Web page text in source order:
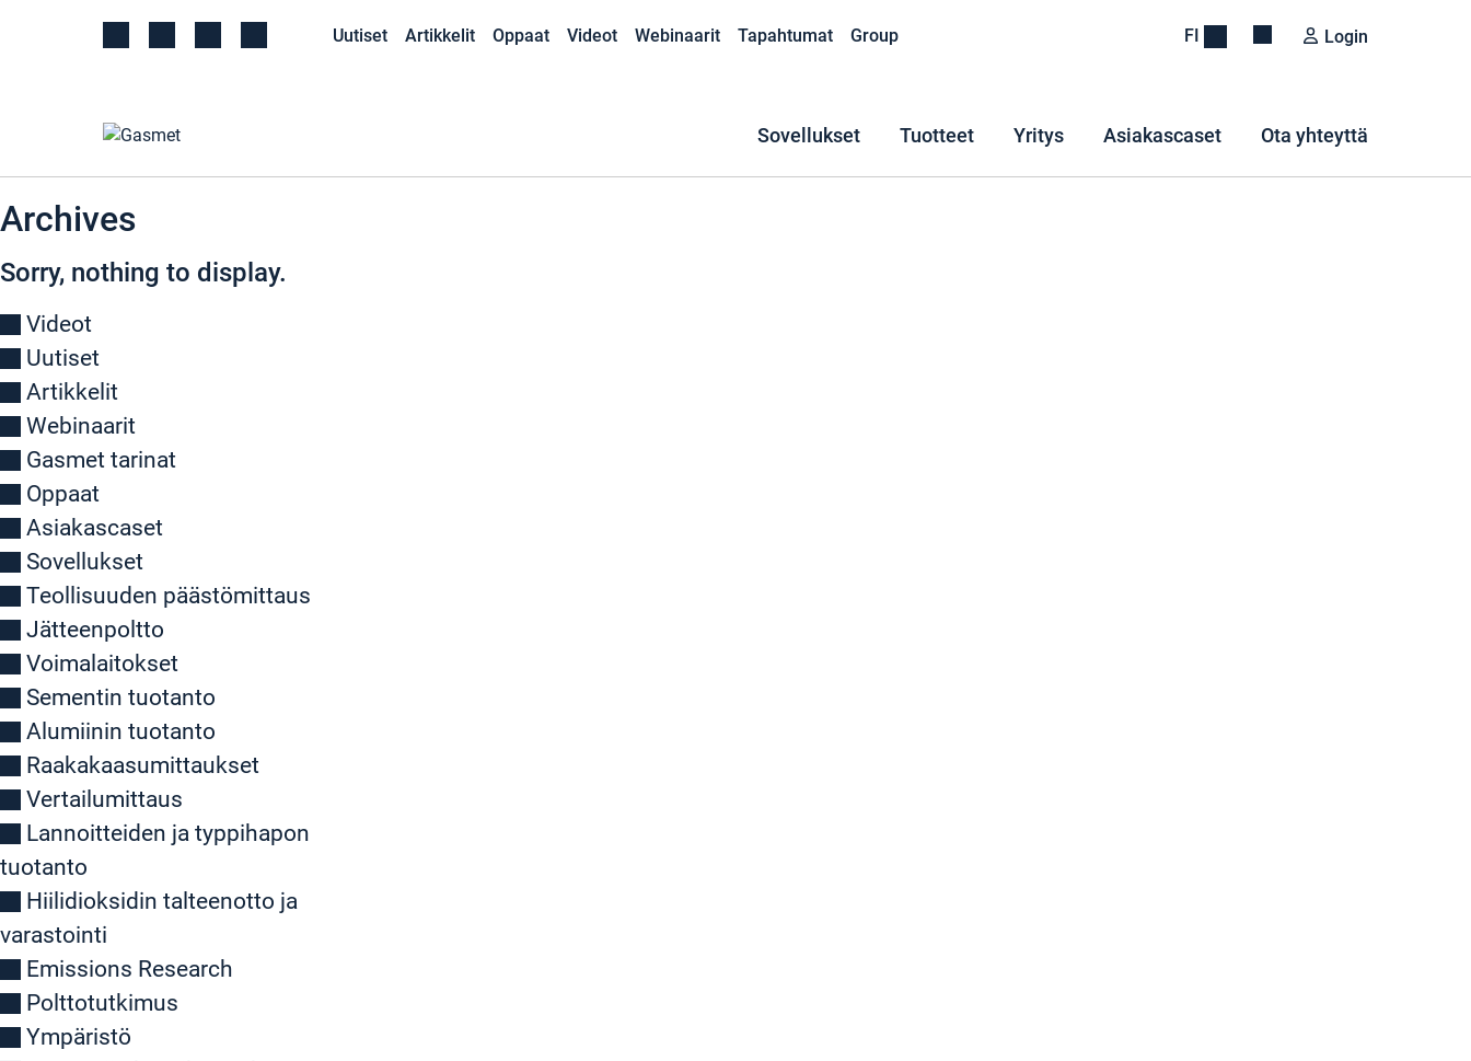
Uutiset Artikkelit Oppaat Videot Webinaarit Tapahtumat Group FI Login
Sovellukset Tuotteet Yritys Asiakascaset Ota yhteyttä
Archives
Sorry, nothing to display.
Videot
Uutiset
Artikkelit
Webinaarit
Gasmet tarinat
Oppaat
Asiakascaset
Sovellukset
Teollisuuden päästömittaus
Jätteenpoltto
Voimalaitokset
Sementin tuotanto
Alumiinin tuotanto
Raakakaasumittaukset
Vertailumittaus
Lannoitteiden ja typpihapon
tuotanto
Hiilidioksidin talteenotto ja
varastointi
Emissions Research
Polttotutkimus
Ympäristö